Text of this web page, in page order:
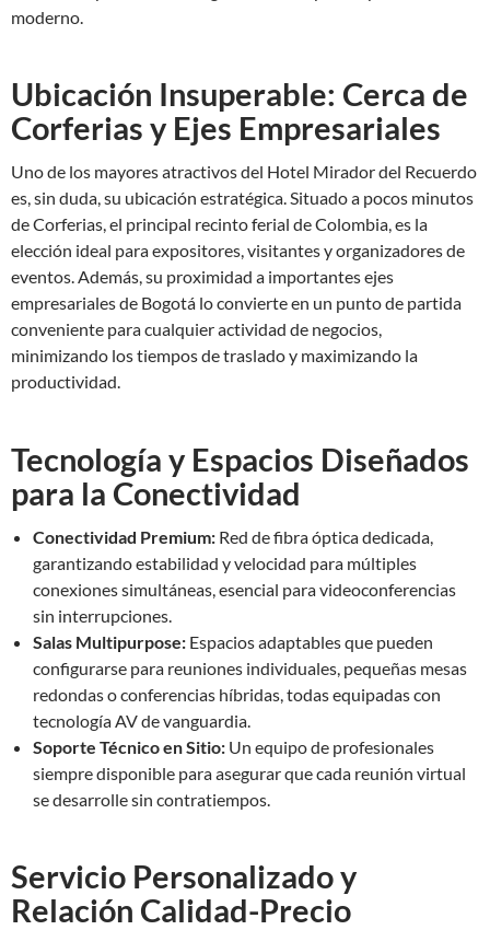
moderno.
Ubicación Insuperable: Cerca de
Corferias y Ejes Empresariales
Uno de los mayores atractivos del Hotel Mirador del Recuerdo
es, sin duda, su ubicación estratégica. Situado a pocos minutos
de Corferias, el principal recinto ferial de Colombia, es la
elección ideal para expositores, visitantes y organizadores de
eventos. Además, su proximidad a importantes ejes
empresariales de Bogotá lo convierte en un punto de partida
conveniente para cualquier actividad de negocios,
minimizando los tiempos de traslado y maximizando la
productividad.
Tecnología y Espacios Diseñados
para la Conectividad
Conectividad Premium: Red de fibra óptica dedicada,
garantizando estabilidad y velocidad para múltiples
conexiones simultáneas, esencial para videoconferencias
sin interrupciones.
Salas Multipurpose: Espacios adaptables que pueden
configurarse para reuniones individuales, pequeñas mesas
redondas o conferencias híbridas, todas equipadas con
tecnología AV de vanguardia.
Soporte Técnico en Sitio: Un equipo de profesionales
siempre disponible para asegurar que cada reunión virtual
se desarrolle sin contratiempos.
Servicio Personalizado y
Relación Calidad-Precio